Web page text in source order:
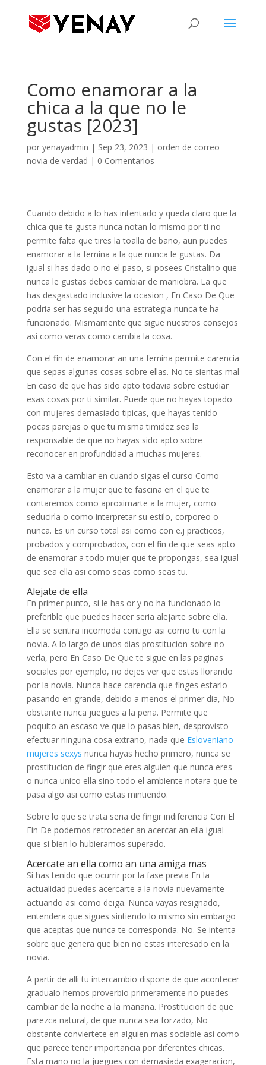
Como enamorar a la
chica a la que no le
gustas [2023]
por yenayadmin | Sep 23, 2023 | orden de correo
novia de verdad | 0 Comentarios
Cuando debido a lo has intentado y queda claro que la
chica que te gusta nunca notan lo mismo por ti no
permite falta que tires la toalla de bano, aun puedes
enamorar a la femina a la que nunca le gustas. Da
igual si has dado o no el paso, si posees Cristalino que
nunca le gustas debes cambiar de maniobra. La que
has desgastado inclusive la ocasion , En Caso De Que
podri­a ser has seguido una estrategia nunca te ha
funcionado. Mismamente que sigue nuestros consejos
asi­ como veras como cambia la cosa.
Con el fin de enamorar an una femina permite carencia
que sepas algunas cosas sobre ellas. No te sientas mal
En caso de que has sido apto todavia sobre estudiar
esas cosas por ti similar. Puede que no hayas topado
con mujeres demasiado tipicas, que hayas tenido
pocas parejas o que tu misma timidez sea la
responsable de que no hayas sido apto sobre
reconocer en profundidad a muchas mujeres.
Esto va a cambiar en cuando sigas el curso Como
enamorar a la mujer que te fascina en el que te
contaremos como aproximarte a la mujer, como
seducirla o como interpretar su estilo, corporeo o
nunca. Es un curso total asi­ como con e.j practicos,
probados y comprobados, con el fin de que seas apto
de enamorar a todo mujer que te propongas, sea igual
que sea ella asi­ como seas como seas tu.
Alejate de ella
En primer punto, si le has or y no ha funcionado lo
preferible que puedes hacer seri­a alejarte sobre ella.
Ella se sentira incomoda contigo asi­ como tu con la
novia. A lo largo de unos dias prostitucion sobre no
verla, pero En Caso De Que te sigue en las paginas
sociales por ejemplo, no dejes ver que estas llorando
por la novia. Nunca hace carencia que finges estarlo
pasando en grande, debido a menos el primer dia, No
obstante nunca juegues a la pena. Permite que
poquito an escaso ve que lo pasas bien, desprovisto
efectuar ninguna cosa extrano, nada que Esloveniano
mujeres sexys nunca hayas hecho primero, nunca se
prostitucion de fingir que eres alguien que nunca eres
o nunca unico ella sino todo el ambiente notara que te
pasa algo asi­ como estas mintiendo.
Sobre lo que se trata seri­a de fingir indiferencia Con El
Fin De podernos retroceder an acercar an ella igual
que si bien lo hubieramos superado.
Acercate an ella como an una amiga mas
Si has tenido que ocurrir por la fase previa En la
actualidad puedes acercarte a la novia nuevamente
actuando asi­ como deiga. Nunca vayas resignado,
entendera que sigues sintiendo lo mismo sin embargo
que aceptas que nunca te corresponda. No. Se intenta
sobre que genera que bien no estas interesado en la
novia.
A partir de alli tu intercambio dispone de que acontecer
gradualo hemos proverbio primeramente no puedes
cambiar de la noche a la manana. Prostitucion de que
parezca natural, de que nunca sea forzado, No
obstante conviertete en alguien mas sociable asi­ como
que parece tener importancia por diferentes chicas.
Esta mano no la juegues con demasiada exageracion,